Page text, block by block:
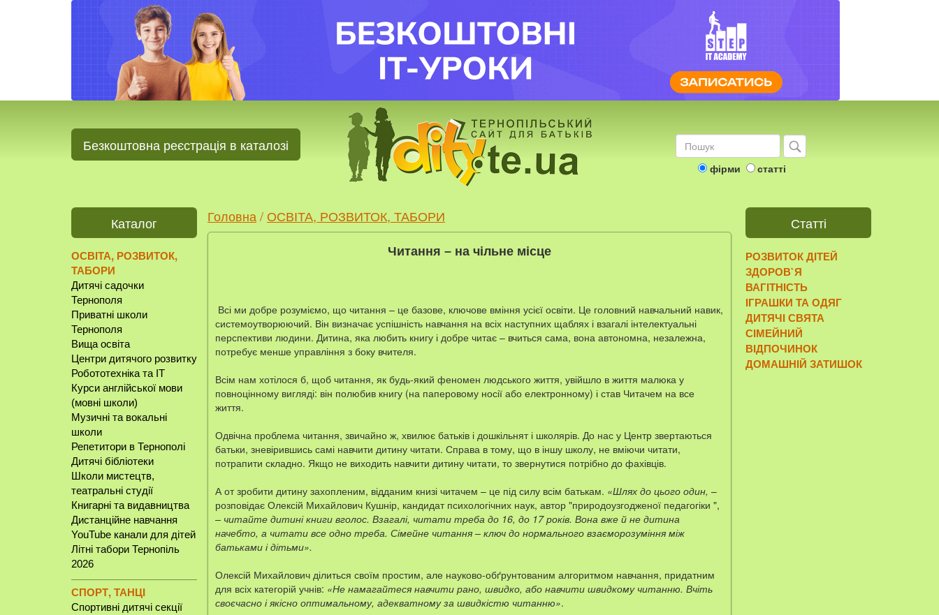
Безкоштовна реєстрація в каталозі
фірми статті
Каталог
ОСВІТА, РОЗВИТОК,
ТАБОРИ
Дитячі садочки
Тернополя
Приватні школи
Тернополя
Вища освіта
Центри дитячого розвитку
Робототехніка та IT
Курси англійської мови
(мовні школи)
Музичні та вокальні
школи
Репетитори в Тернополі
Дитячі бібліотеки
Школи мистецтв,
театральні студії
Книгарні та видавництва
Дистанційне навчання
YouTube канали для дітей
Літні табори Тернопіль
2026
СПОРТ, ТАНЦІ
Спортивні дитячі секції
Головна / ОСВІТА, РОЗВИТОК, ТАБОРИ
Читання – на чільне місце
Всі ми добре розуміємо, що читання – це базове, ключове вміння усієї освіти. Це головний навчальний навик,
системоутворюючий. Він визначає успішність навчання на всіх наступних щаблях і взагалі інтелектуальні
перспективи людини. Дитина, яка любить книгу і добре читає – вчиться сама, вона автономна, незалежна,
потребує менше управління з боку вчителя.
Всім нам хотілося б, щоб читання, як будь-який феномен людського життя, увійшло в життя малюка у
повноцінному вигляді: він полюбив книгу (на паперовому носії або електронному) і став Читачем на все
життя.
Одвічна проблема читання, звичайно ж, хвилює батьків і дошкільнят і школярів. До нас у Центр звертаються
батьки, зневірившись самі навчити дитину читати. Справа в тому, що в іншу школу, не вміючи читати,
потрапити складно. Якщо не виходить навчити дитину читати, то звернутися потрібно до фахівців.
А от зробити дитину захопленим, відданим книзі читачем – це під силу всім батькам. «Шлях до цього один, –
розповідає Олексій Михайлович Кушнір, кандидат психологічних наук, автор "природоузгодженої педагогіки ",
– читайте дитині книги вголос. Взагалі, читати треба до 16, до 17 років. Вона вже й не дитина
начебто, а читати все одно треба. Сімейне читання – ключ до нормального взаєморозуміння між
батьками і дітьми».
Олексій Михайлович ділиться своїм простим, але науково-обґрунтованим алгоритмом навчання, придатним
для всіх категорій учнів: «Не намагайтеся навчити рано, швидко, або навчити швидкому читанню. Вчіть
своєчасно і якісно оптимальному, адекватному за швидкістю читанню».
Статті
РОЗВИТОК ДІТЕЙ
ЗДОРОВ`Я
ВАГІТНІСТЬ
ІГРАШКИ ТА ОДЯГ
ДИТЯЧІ СВЯТА
СІМЕЙНИЙ
ВІДПОЧИНОК
ДОМАШНІЙ ЗАТИШОК